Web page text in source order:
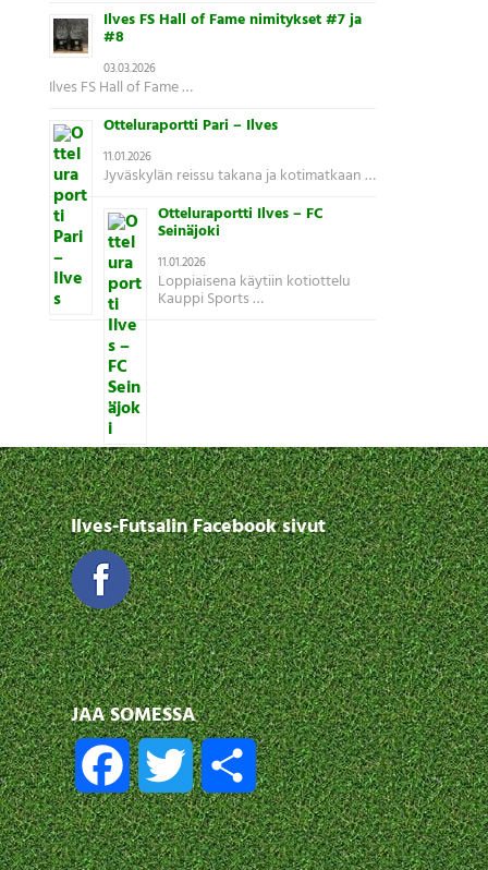
Ilves FS Hall of Fame nimitykset #7 ja
#8
03.03.2026
Ilves FS Hall of Fame …
Otteluraportti Pari – Ilves
11.01.2026
Jyväskylän reissu takana ja kotimatkaan …
Otteluraportti Ilves – FC
Seinäjoki
11.01.2026
Loppiaisena käytiin kotiottelu
Kauppi Sports …
Ilves-Futsalin Facebook sivut
JAA SOMESSA
F
a
T
w
S
h